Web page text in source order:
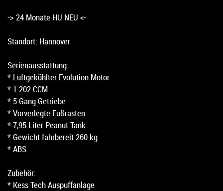
-> 24 Monate HU NEU <-
Standort: Hannover
Serienausstattung:
* Luftgekühlter Evolution Motor
* 1.202 CCM
* 5.Gang Getriebe
* Vorverlegte Fußrasten
* 7,95 Liter Peanut Tank
* Gewicht fahrbereit 260 kg
* ABS
Zubehör:
* Kess Tech Auspuffanlage